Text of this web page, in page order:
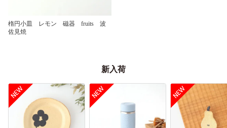
楕円小皿 レモン 磁器 fruits 波
佐見焼
新入荷